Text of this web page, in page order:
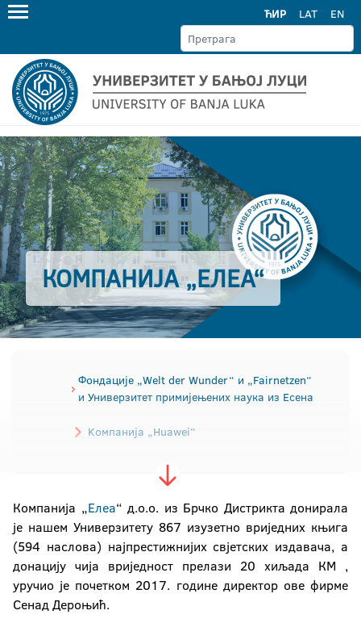
ЋИР LAT EN
КОМПАНИЈА „ЕЛЕА“
Фондације „Welt der Wunder“ и „Fairnetzen“
и Универзитет примијењених наука из Есена
Kомпанијa „Huawei“
Компанија „Елеа“
Чешки технички универзитет у Прагу
Универзитет у Љубљани
Компанија „Елеа“ д.о.о. из Брчко Дистрикта донирала
је нашем Универзитету 867 изузeтно вриједних књига
(594 наслова) најпрестижнијих свјетских издавача, а
донацију чија вриједност прелази 20 хиљада КМ ,
уручио је почетком 2017. године директор ове фирме
Сенад Дероњић.